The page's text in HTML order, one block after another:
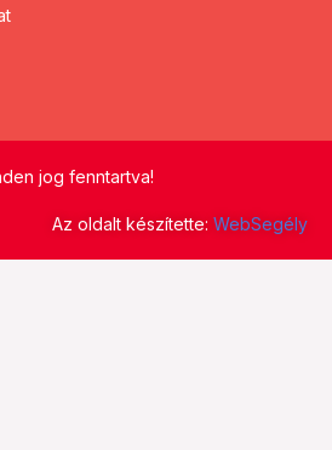
jog fenntartva!
Az oldalt készítette: WebSegély